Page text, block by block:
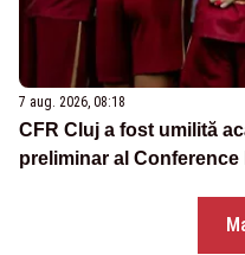
7 aug. 2026, 08:18
CFR Cluj a fost umilită
preliminar al Conference